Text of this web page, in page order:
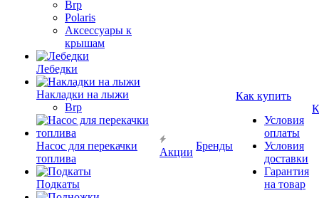
Brp
Polaris
Аксессуары к
крышам
Лебедки
Накладки на лыжи
Brp
Насос для перекачки
топлива
Подкаты
Акции
Бренды
Как купить
Условия
оплаты
Условия
доставки
Гарантия
на товар